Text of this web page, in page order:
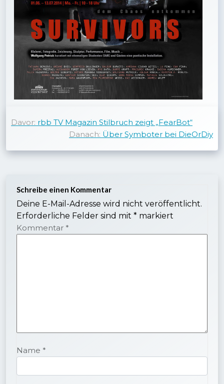
Davor: rbb TV Magazin Stilbruch zeigt „FearBot“
Danach: Über Symboter bei DieOrDiy
Schreibe einen Kommentar
Deine E-Mail-Adresse wird nicht veröffentlicht.
Erforderliche Felder sind mit * markiert
Kommentar *
Name *